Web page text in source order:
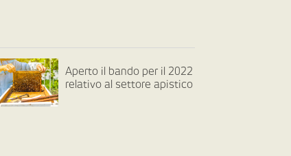
Aperto il bando per il 2022
relativo al settore apistico